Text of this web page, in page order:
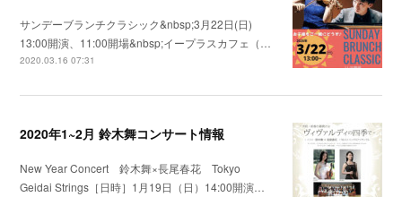
サンデーブランチクラシック&nbsp;3月22日(日)
13:00開演、11:00開場&nbsp;イープラスカフェ（…
2020.03.16 07:31
2020年1~2月 鈴木舞コンサート情報
New Year Concert 鈴木舞×長尾春花 Tokyo
Geidai Strings［日時］1月19日（日）14:00開演…